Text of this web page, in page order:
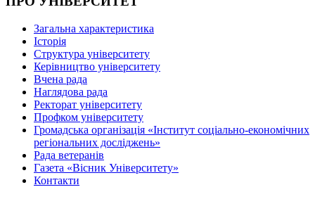
Загальна характеристика
Історія
Структура університету
Керівництво університету
Вчена рада
Наглядова рада
Ректорат університету
Профком університету
Громадська організація «Інститут соціально-економічних
регіональних досліджень»
Рада ветеранів
Газета «Вісник Університету»
Контакти